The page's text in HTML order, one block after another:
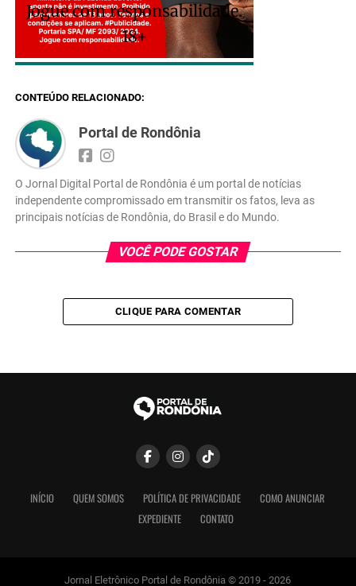
Jogue com responsabilidade.
18+
CONTEÚDO RELACIONADO:
Portal de Rondônia
O Jornal Digital Portal de Rondônia é um portal de notícias
independente compromissado em transmitir os fatos, leva as
principais notícias de Rondônia, do Brasil e do Mundo.
VOCÊ PODE GOSTAR
CLIQUE PARA COMENTAR
INÍCIO QUEM SOMOS POLÍTICA DE PRIVACIDADE
COMO ANUNCIAR
EXPEDIENTE
CONTATO
Jornal Eletrônico Portal de Rondônia © 2019 - 2026